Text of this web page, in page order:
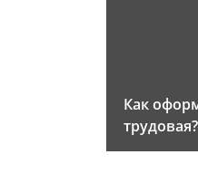
Как
трудовая?